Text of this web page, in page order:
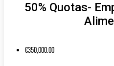
50% Quotas-
€350,000.00